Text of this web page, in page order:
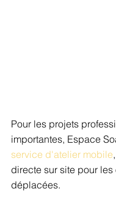
Pour les projets
importantes, Espace
service d'atelier mobile
directe sur site pour
déplacées.